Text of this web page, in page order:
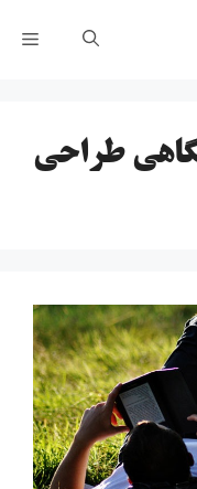
طراحی